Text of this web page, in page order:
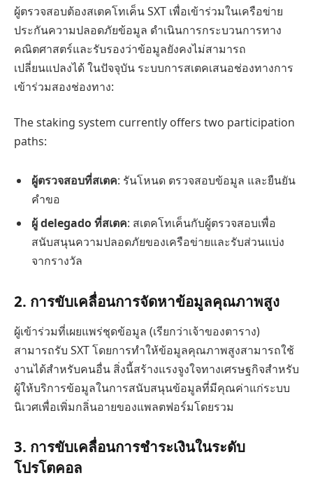
ผู้ตรวจสอบต้องสเตคโทเค็น SXT เพื่อเข้าร่วมในเครือข่าย
ประกันความปลอดภัยข้อมูล ดำเนินการกระบวนการทาง
คณิตศาสตร์และรับรองว่าข้อมูลยังคงไม่สามารถ
เปลี่ยนแปลงได้ ในปัจจุบัน ระบบการสเตคเสนอช่องทางการ
เข้าร่วมสองช่องทาง:
The staking system currently offers two participation
paths:
ผู้ตรวจสอบที่สเตค: รันโหนด ตรวจสอบข้อมูล และยืนยัน
คำขอ
ผู้ delegado ที่สเตค: สเตคโทเค็นกับผู้ตรวจสอบเพื่อ
สนับสนุนความปลอดภัยของเครือข่ายและรับส่วนแบ่ง
จากรางวัล
2. การขับเคลื่อนการจัดหาข้อมูลคุณภาพสูง
ผู้เข้าร่วมที่เผยแพร่ชุดข้อมูล (เรียกว่าเจ้าของตาราง)
สามารถรับ SXT โดยการทำให้ข้อมูลคุณภาพสูงสามารถใช้
งานได้สำหรับคนอื่น สิ่งนี้สร้างแรงจูงใจทางเศรษฐกิจสำหรับ
ผู้ให้บริการข้อมูลในการสนับสนุนข้อมูลที่มีคุณค่าแก่ระบบ
นิเวศเพื่อเพิ่มกลิ่นอายของแพลตฟอร์มโดยรวม
3. การขับเคลื่อนการชำระเงินในระดับ
โปรโตคอล